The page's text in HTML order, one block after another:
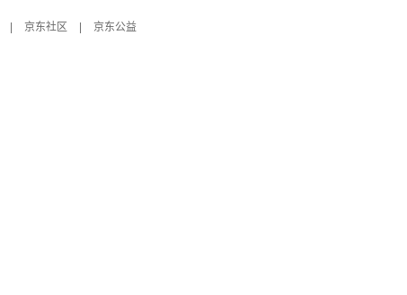
京东社区
京东公益